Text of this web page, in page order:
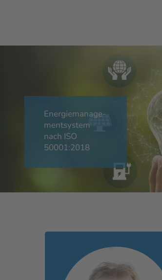
Energiemanage-
mentsystem
nach ISO
50001:2018